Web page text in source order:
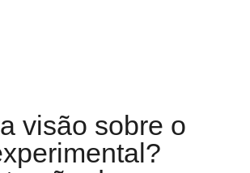
visão sobre o